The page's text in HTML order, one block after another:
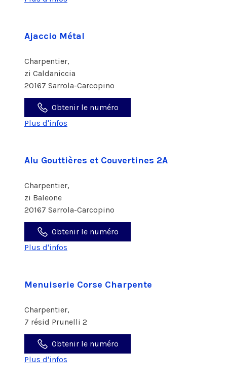
Ajaccio Métal
Charpentier,
zi Caldaniccia
20167 Sarrola-Carcopino
Obtenir le numéro
Plus d'infos
Alu Gouttières et Couvertines 2A
Charpentier,
zi Baleone
20167 Sarrola-Carcopino
Obtenir le numéro
Plus d'infos
Menuiserie Corse Charpente
Charpentier,
7 résid Prunelli 2
Obtenir le numéro
Plus d'infos